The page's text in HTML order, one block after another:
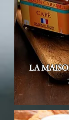
LA